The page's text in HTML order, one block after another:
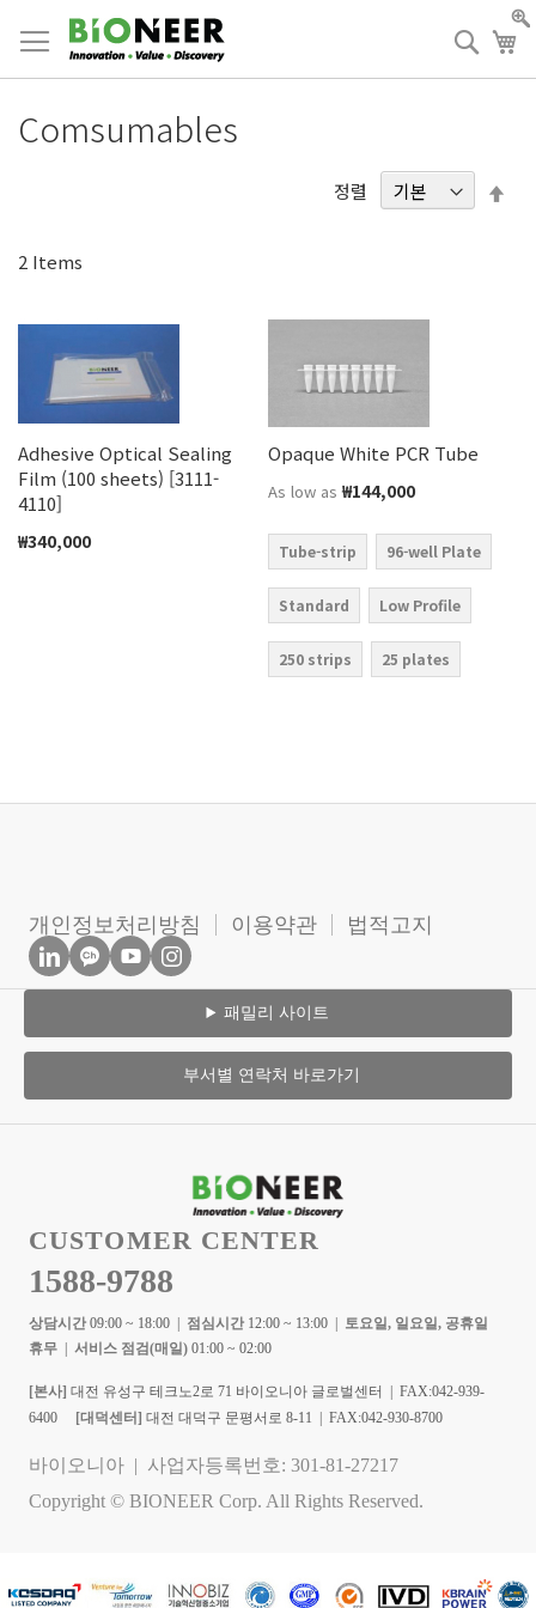
to
Content
검
색
Comsumables
2 Items
정렬
Adhesive Optical Sealing
Film (100 sheets) [3111-
4110]
₩340,000
Opaque White PCR Tube
As low as ₩144,000
Tube-strip 96-well Plate
Standard Low Profile
250 strips 25 plates
개인정보처리방침 이용약관 법적고지
패밀리 사이트
부서별 연락처 바로가기
CUSTOMER CENTER
1588-9788
상담시간 09:00 ~ 18:00 | 점심시간 12:00 ~ 13:00 | 토요일, 일요일, 공휴일
휴무 | 서비스 점검(매일) 01:00 ~ 02:00
[본사] 대전 유성구 테크노2로 71 바이오니아 글로벌센터 | FAX:042-939-
6400 [대덕센터] 대전 대덕구 문평서로 8-11 | FAX:042-930-8700
바이오니아 | 사업자등록번호: 301-81-27217
Copyright © BIONEER Corp. All Rights Reserved.